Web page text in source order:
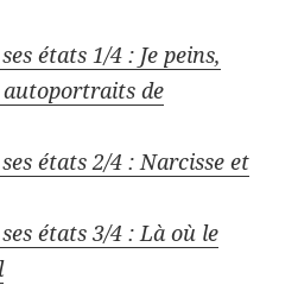
états 1/4 : Je peins,
autoportraits de
états 2/4 : Narcisse et
états 3/4 : Là où le